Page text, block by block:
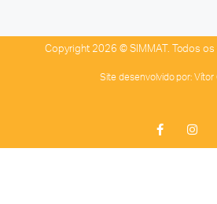
Copyright 2026 © SIMMAT. Todos os
Site desenvolvido por: Vítor